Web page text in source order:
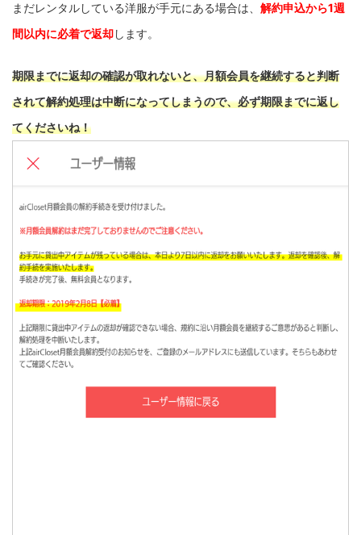
まだレンタルしている洋服が手元にある場合は、 解約申込から1週
間以内に必着で返却します。
期限までに返却の確認が取れないと、月額会員を継続すると判断
されて解約処理は中断になってしまうので、必ず期限までに返し
てくださいね！